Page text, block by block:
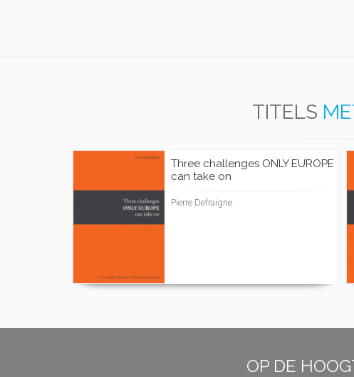
TITELS
Three challenges ONLY EUROPE
can take on
Pierre Defraigne
OP DE